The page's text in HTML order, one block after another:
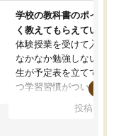
学校の教科書のポイント
く教えてもらえている
体験授業を受けて入塾し
なかなか勉強しない息子
生が予定表を立ててくれ
つ学習習慣がついてきま
指導が無い日も予定表
投稿日：